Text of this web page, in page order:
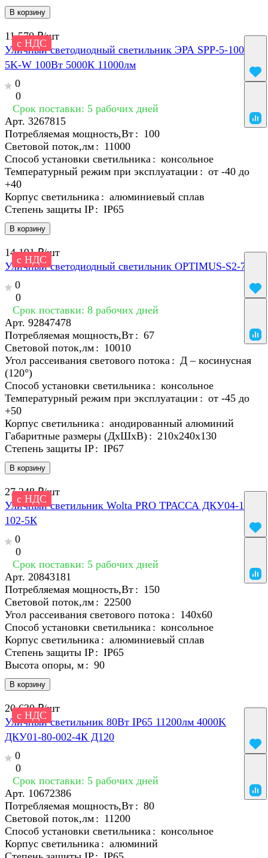
В корзину
с НДС
11 570 ₽/шт
Уличный светодиодный светильник ЭРА SPP-5-100-
5K-W 100Вт 5000К 11000лм
0
0
Срок поставки: 5 рабочих дней
Арт. 3267815
В корзину
Потребляемая мощность,Вт : 100
Световой поток,лм : 11000
Способ установки светильника : консольное
Температурный режим при эксплуатации : от -40 до
+40
Корпус светильника : алюминиевый сплав
Степень защиты IP : IP65
с НДС
14 191 ₽/шт
Уличный светодиодный светильник OPTIMUS-S2-70
0
0
Срок поставки: 8 рабочих дней
Арт. 92847478
В корзину
Потребляемая мощность,Вт : 67
Световой поток,лм : 10010
Угол рассеивания светового потока : Д – косинусная
(120°)
Способ установки светильника : консольное
Температурный режим при эксплуатации : от -45 до
+50
Корпус светильника : анодированный алюминий
Габаритные размеры (ДхШхВ) : 210х240х130
Степень защиты IP : IP67
с НДС
27 248 ₽/шт
Уличный светильник Wolta PRO ТРАССА ДКУ04-150-
102-5К
0
0
Срок поставки: 5 рабочих дней
Арт. 20843181
В корзину
Потребляемая мощность,Вт : 150
Световой поток,лм : 22500
Угол рассеивания светового потока : 140х60
Способ установки светильника : консольное
Корпус светильника : алюминиевый сплав
Степень защиты IP : IP65
Высота опоры, м : 90
с НДС
20 630 ₽/шт
Уличный светильник 80Вт IP65 11200лм 4000K
ДКУ01-80-002-4К Д120
0
0
Срок поставки: 5 рабочих дней
Арт. 10672386
Потребляемая мощность,Вт : 80
Световой поток,лм : 11200
Способ установки светильника : консольное
Корпус светильника : алюминий